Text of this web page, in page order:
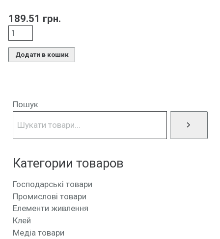
189.51 грн.
Додати в кошик
Пошук
Категории товаров
Господарські товари
Промислові товари
Елементи живлення
Клей
Медіа товари